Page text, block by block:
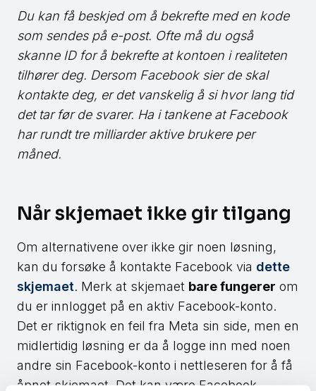
Du kan få beskjed om å bekrefte med en kode
som sendes på e-post. Ofte må du også
skanne ID for å bekrefte at kontoen i realiteten
tilhører deg. Dersom Facebook sier de skal
kontakte deg, er det vanskelig å si hvor lang tid
det tar før de svarer. Ha i tankene at Facebook
har rundt tre milliarder aktive brukere per
måned.
Når skjemaet ikke gir tilgang
Om alternativene over ikke gir noen løsning,
kan du forsøke å kontakte Facebook via dette
skjemaet. Merk at skjemaet bare fungerer om
du er innlogget på en aktiv Facebook-konto.
Det er riktignok en feil fra Meta sin side, men en
midlertidig løsning er da å logge inn med noen
andre sin Facebook-konto i nettleseren for å få
åpnet skjemaet. Det kan være Facebook-